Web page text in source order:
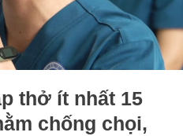
thở ít nhất 15
chống chọi,